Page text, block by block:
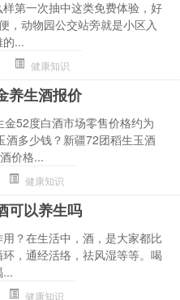
第一次抽中这类免费体验，好
，动物园公交站旁就是小区入
...
健康知识
养生酒报价
52度白酒市场零售价格约为
酒多少钱？新疆72团稻生玉酒
价格...
健康知识
可以养生吗
？在生活中，酒，是大家都比
，通经活络，祛风湿等等。喝
...
健康知识